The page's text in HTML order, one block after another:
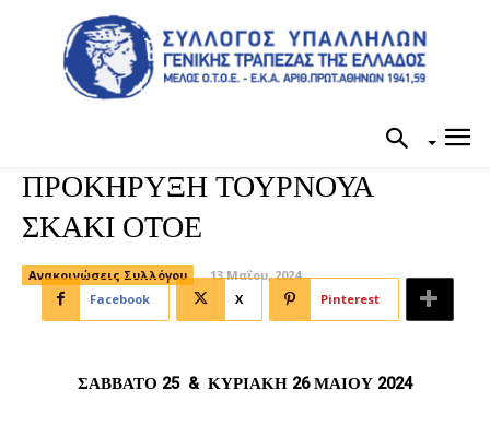
ΠΡΟΚΗΡΥΞΗ ΤΟΥΡΝΟΥΑ
ΣΚΑΚΙ ΟΤΟΕ
Ανακοινώσεις Συλλόγου
13 Μαΐου, 2024
Facebook
X Pinterest
ΣΑΒΒΑΤΟ 25 & ΚΥΡΙΑΚΗ 26 ΜΑΙΟΥ 2024